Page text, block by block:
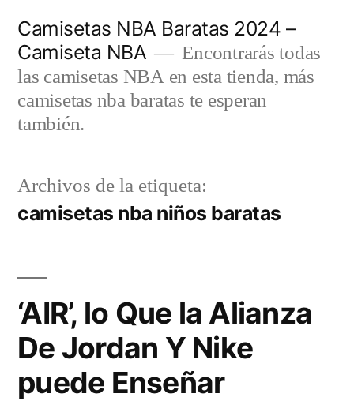
contenido
Camisetas NBA Baratas 2024 –
Camiseta NBA
Encontrarás todas
las camisetas NBA en esta tienda, más
camisetas nba baratas te esperan
también.
Archivos de la etiqueta:
camisetas nba niños baratas
‘AIR’, lo Que la Alianza
De Jordan Y Nike
puede Enseñar